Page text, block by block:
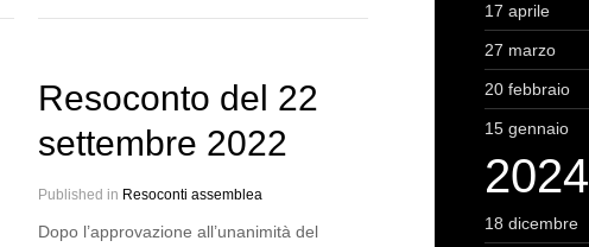
Resoconto del 22
settembre 2022
Published in Resoconti assemblea
Dopo l’approvazione all’unanimità del
17 aprile
27 marzo
20 febbraio
15 gennaio
2024
18 dicembre